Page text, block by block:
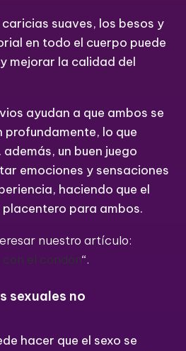
suaves, los besos y
en todo el cuerpo puede
mejorar la calidad del
ayudan a que ambos se
profundamente, lo que
un buen juego
emociones y sensaciones
haciendo que el
placentero para ambos.
nuestro artículo:
con el condón“.
sexuales no
hacer que el sexo se